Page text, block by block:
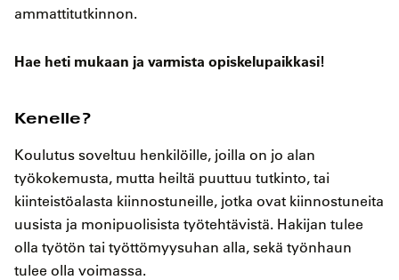
ammattitutkinnon.
Hae heti mukaan ja varmista opiskelupaikkasi!
Kenelle?
Koulutus soveltuu henkilöille, joilla on jo alan
työkokemusta, mutta heiltä puuttuu tutkinto, tai
kiinteistöalasta kiinnostuneille, jotka ovat kiinnostuneita
uusista ja monipuolisista työtehtävistä. Hakijan tulee
olla työtön tai työttömyysuhan alla, sekä työnhaun
tulee olla voimassa.